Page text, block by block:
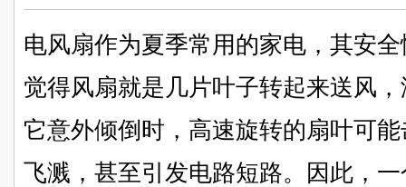
电风扇作为夏季常用的家电，其安
觉得风扇就是几片叶子转起来送风
它意外倾倒时，高速旋转的扇叶可
飞溅，甚至引发电路短路。因此，